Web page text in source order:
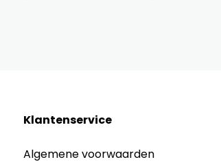
Klantenservice
Algemene voorwaarden